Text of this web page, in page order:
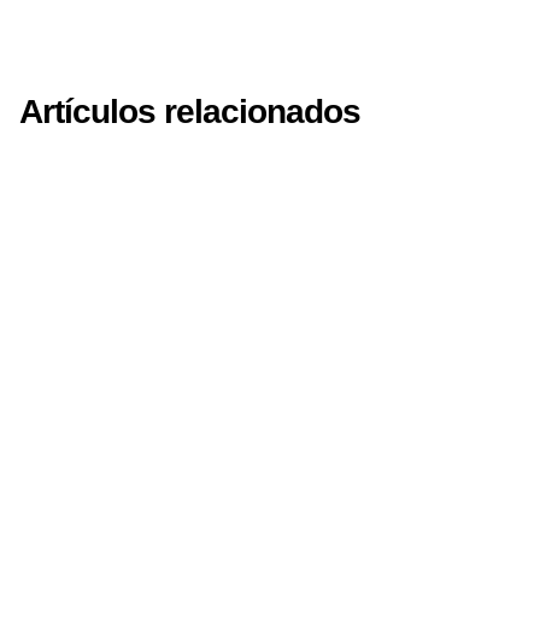
Artículos relacionados